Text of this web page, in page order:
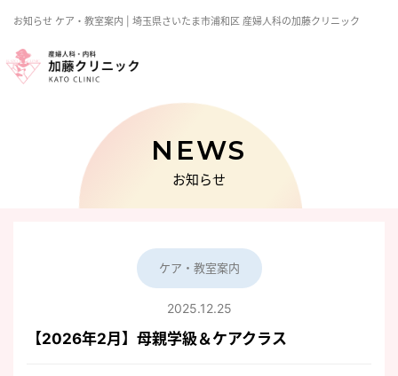
お知らせ ケア・教室案内 | 埼玉県さいたま市浦和区 産婦人科の加藤クリニック
NEWS
お知らせ
ケア・教室案内
2025.12.25
【2026年2月】母親学級＆ケアクラス